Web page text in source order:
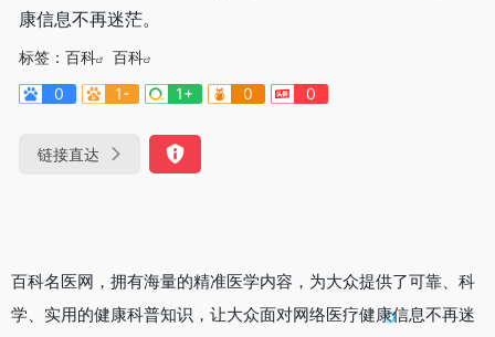
康信息不再迷茫。
标签： 百科
百科
0
1- 1+ 0 0
链接直达
百科名医网，拥有海量的精准医学内容，为大众提供了可靠、科
学、实用的健康科普知识，让大众面对网络医疗健康信息不再迷